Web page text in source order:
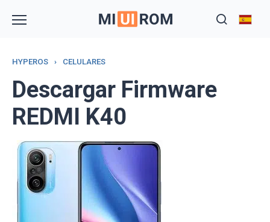
HYPEROS › CELULARES
Descargar Firmware
REDMI K40